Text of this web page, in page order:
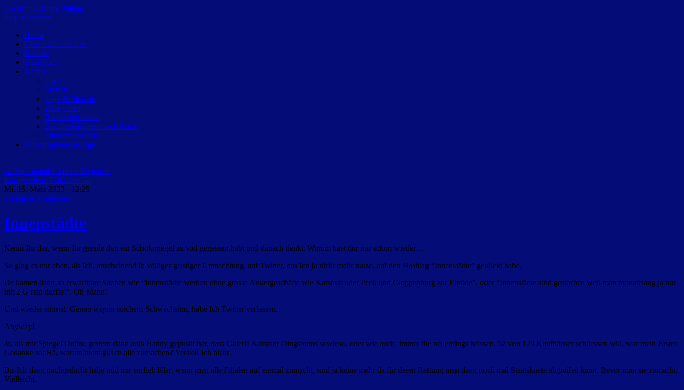
Nachtschwärmer Philipp
Skip to content
Home
Über mich und hier
Kontakt
Gästebuch
Archiv
Tage
Monate
Tage & Monate
Kategorien
Buchrezensionen
Buchrezensionen nach Autor
Filmrezensionen
Katastrophenvorsorge
← Stehsammler Marke Eigenbau
Eine gesittete Talkshow →
Mi. 15. März 2023 · 12:25
↓ Jump to Comments
Innenstädte
Kennt Ihr das, wenn Ihr gerade den ein Schokoriegel zu viel gegessen habt und danach denkt: Warum hast dur nur schon wieder…
So ging es mir eben, als Ich, anscheinend in völliger geistiger Umnachtung, auf Twitter, das Ich ja nicht mehr nutze, auf den Hashtag “Innenstädte” geklickt habe.
Da kamen dann so erwartbare Sachen wie “Innenstädte werden ohne grosse Ankergeschäfte wie Karstadt oder Peek und Cloppenburg zur Einöde”, oder “Innenstädte sind gestorben weil man monatelang ja nur
mit 2 G rein durfte!”. Oh Mann!
Und wieder einmal: Genau wegen solchem Schwachsinn, habe Ich Twitter verlassen.
Anyway!
Ja, als mir Spiegel Online gestern dann aufs Handy gepusht hat, dass Galeria Karstadt Dingsbums sowieso, oder wie auch immer die neuerdings heissen, 52 von 129 Kaufhäuser schliessen will, war mein Erster
Gedanke so: Hä, warum nicht gleich alle zumachen? Versteh Ich nicht.
Bis Ich dann nachgedacht habe und mir einfiel: Klar, wenn man alle Filialen auf einmal zumacht, sind ja keine mehr da für deren Rettung man dann noch mal Staatsknete abgreifen kann. Bevor man sie zumacht.
Vielleicht.